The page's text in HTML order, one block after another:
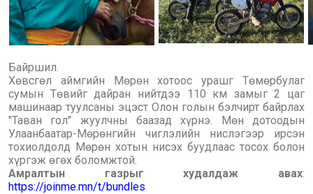
Байршил.
Хөвсгөл аймгийн Мөрөн хотоос урашг Төмөрбулаг
сумын Төвийг дайран нийтдээ 110 км замыг 2 цаг
машинаар туулсаны эцэст Олон голын бэлчирт байрлах
"Таван гол" жуулчны баазад хүрнэ. Мөн дотоодын
Улаанбаатар-Мөрөнгийн чиглэлийн нислэгээр ирсэн
тохиолдолд Мөрөн хотын нисэх буудлаас тосох болон
хүргэж өгөх боломжтой.
Амралтын газрыг худалдаж авах:
https://joinme.mn/t/bundles